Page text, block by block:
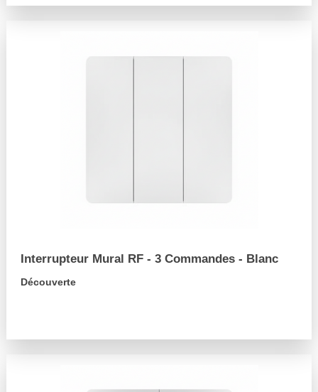
Interrupteur Mural RF - 3 Commandes - Blanc
Découverte